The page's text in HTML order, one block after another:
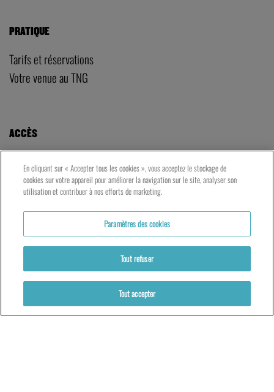
PRATIQUE
Tarifs et réservations
Votre venue au TNG
ACCÈS
LE TNG – VAISE
23 rue de Bourgogne – Lyon 9ème
LES ATELIERS – PRESQU’ÎLE
5 rue du Petit David – Lyon 2ème
En cliquant sur « Accepter tous les cookies », vous acceptez le stockage de
cookies sur votre appareil pour améliorer la navigation sur le site, analyser son
utilisation et contribuer à nos efforts de marketing.
Paramètres des cookies
Tout refuser
Tout accepter